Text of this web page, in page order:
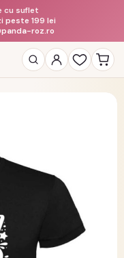
peste 199 lei
cu suflet
roz.ro